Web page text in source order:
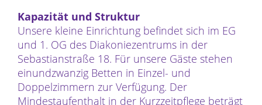
Kapazität und Struktur
Unsere kleine Einrichtung befindet sich im EG
und 1. OG des Diakoniezentrums in der
Sebastianstraße 18. Für unsere Gäste stehen
einundzwanzig Betten in Einzel- und
Doppelzimmern zur Verfügung. Der
Mindestaufenthalt in der Kurzzeitpflege beträgt